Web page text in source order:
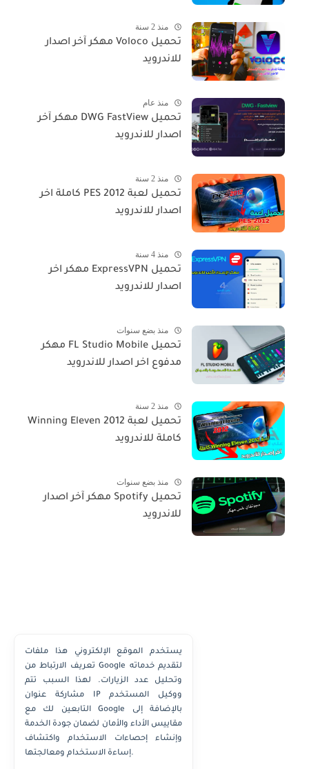
منذ 2 سنة
تحميل Voloco مهكر آخر اصدار
للاندرويد
منذ عام
تحميل DWG FastView مهكر آخر
اصدار للاندرويد
منذ 2 سنة
تحميل لعبة PES 2012 كاملة اخر
اصدار للاندرويد
منذ 4 سنة
تحميل ExpressVPN مهكر اخر
اصدار للاندرويد
منذ بضع سنوات
تحميل FL Studio Mobile مهكر
مدفوع اخر اصدار للاندرويد
منذ 2 سنة
تحميل لعبة Winning Eleven 2012
كاملة للاندرويد
منذ بضع سنوات
تحميل Spotify مهكر آخر اصدار
للاندرويد
يستخدم الموقع الإلكتروني هذا ملفات
تعريف الارتباط من Google لتقديم خدماته
وتحليل عدد الزيارات. لهذا السبب تتم
مشاركة عنوان IP ووكيل المستخدم
التابعين لك مع Google بالإضافة إلى
مقاييس الأداء والأمان لضمان جودة الخدمة
وإنشاء إحصاءات الاستخدام واكتشاف
إساءة الاستخدام ومعالجتها.